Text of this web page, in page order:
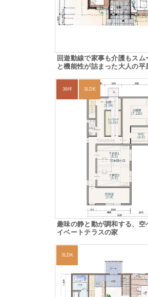
回遊動線で家事も介護もスム
と機能性が詰まった大人の平
36坪 3LDK
趣味の静と動が調和する、空
イベートテラスの家
3LDK